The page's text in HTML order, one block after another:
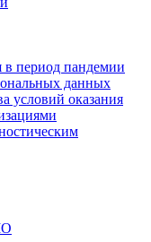
период пандемии
данных
условий оказания